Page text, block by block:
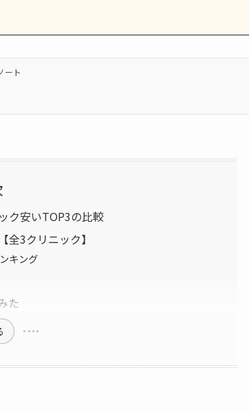
ート
ク安いTOP3の比較
3クリニック】
キング
た